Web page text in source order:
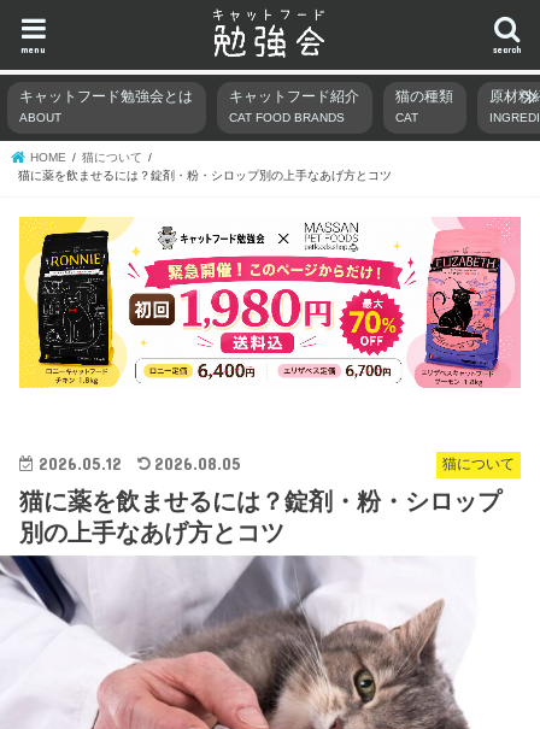
search
menu
キャットフード勉強会とは
ABOUT
キャットフード紹介
CAT FOOD BRANDS
猫の種類
CAT
原材料
HOME
猫について
猫に薬を飲ませるには？錠剤・粉・シロップ別の上手なあげ方とコツ
猫について
2026.05.12 2026.08.05
猫に薬を飲ませるには？錠剤・粉・シロップ
別の上手なあげ方とコツ